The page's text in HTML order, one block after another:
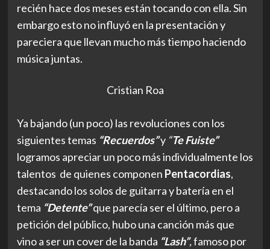
recién hace dos meses están tocando con ella. Sin
embargo esto no influyó en la presentación y
pareciera que llevan mucho más tiempo haciendo
música juntas.
Cristian Roa
Ya bajando (un poco) las revoluciones con los
siguientes temas “Recuerdos”y “Te Fuiste”
logramos apreciar un poco más individualmente los
talentos de quienes componen Pentacordias,
destacando los solos de guitarra y batería en el
tema “Detente”que parecía ser el último, pero a
petición del público, hubo una canción más que
vino a ser un cover de la banda “Lash”,famoso por